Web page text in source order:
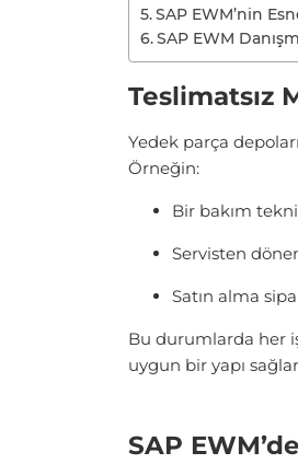
SAP EWM’nin
SAP EWM
Teslimatsız
Yedek parça
Örneğin:
Bir bakım
Servisten
Satın alma
Bu durumlarda her
uygun bir yapı
SAP